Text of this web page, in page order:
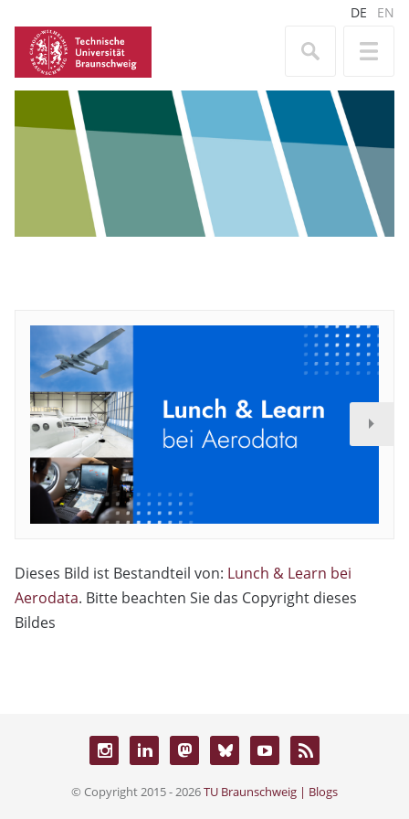
DE EN
Dieses Bild ist Bestandteil von: Lunch & Learn bei
Aerodata. Bitte beachten Sie das Copyright dieses
Bildes
© Copyright 2015 - 2026TU Braunschweig | Blogs